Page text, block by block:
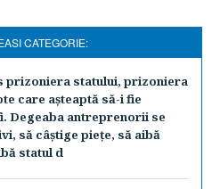
CATEGORIE:
prizoniera statului, prizoniera
care aşteaptă să-i fie
Degeaba antreprenorii se
să câştige pieţe, să aibă
statul d